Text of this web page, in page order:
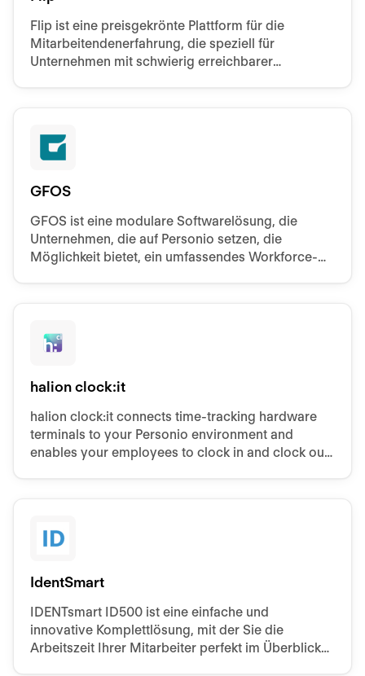
Flip ist eine preisgekrönte Plattform für die
Mitarbeitendenerfahrung, die speziell für
Unternehmen mit schwierig erreichbarer
GFOS
GFOS ist eine modulare Softwarelösung, die
Unternehmen, die auf Personio setzen, die
Möglichkeit bietet, ein umfassendes Workforce-
halion clock:it
halion clock:it connects time-tracking hardware
terminals to your Personio environment and
enables your employees to clock in and clock out
IdentSmart
IDENTsmart ID500 ist eine einfache und
innovative Komplettlösung, mit der Sie die
Arbeitszeit Ihrer Mitarbeiter perfekt im Überblick